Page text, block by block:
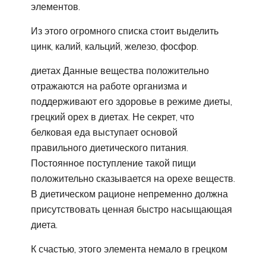
элементов.
Из этого огромного списка стоит выделить
цинк, калий, кальций, железо, фосфор.
диетах Данные вещества положительно
отражаются на работе организма и
поддерживают его здоровье в режиме диеты,
грецкий орех в диетах. Не секрет, что
белковая еда выступает основой
правильного диетического питания.
Постоянное поступление такой пищи
положительно сказывается на орехе веществ.
В диетическом рационе непременно должна
присутствовать ценная быстро насыщающая
диета.
К счастью, этого элемента немало в грецком